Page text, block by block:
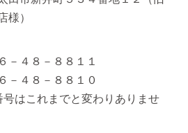
）
８－８８１１
４８－８８１０
はこれまでと変わりありませ